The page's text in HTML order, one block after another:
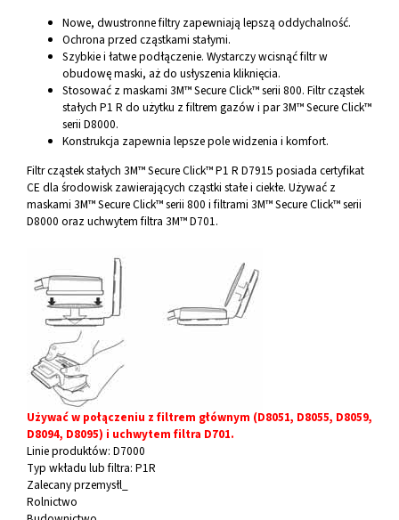
Nowe, dwustronne filtry zapewniają lepszą oddychalność.
Ochrona przed cząstkami stałymi.
Szybkie i łatwe podłączenie. Wystarczy wcisnąć filtr w
obudowę maski, aż do usłyszenia kliknięcia.
Stosować z maskami 3M™ Secure Click™ serii 800. Filtr cząstek
stałych P1 R do użytku z filtrem gazów i par 3M™ Secure Click™
serii D8000.
Konstrukcja zapewnia lepsze pole widzenia i komfort.
Filtr cząstek stałych 3M™ Secure Click™ P1 R D7915 posiada certyfikat
CE dla środowisk zawierających cząstki stałe i ciekłe. Używać z
maskami 3M™ Secure Click™ serii 800 i filtrami 3M™ Secure Click™ serii
D8000 oraz uchwytem filtra 3M™ D701.
Używać w połączeniu z filtrem głównym (D8051, D8055, D8059,
D8094, D8095) i uchwytem filtra D701.
Linie produktów: D7000
Typ wkładu lub filtra: P1R
Zalecany przemysłl_
Rolnictwo